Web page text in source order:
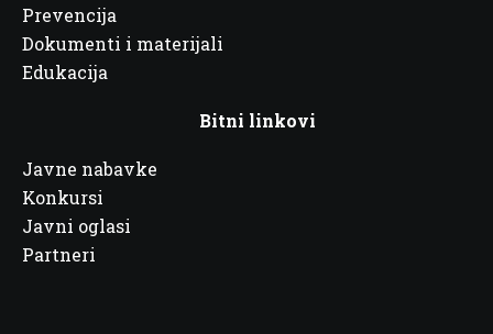
Prevencija
Dokumenti i materijali
Edukacija
Bitni linkovi
Javne nabavke
Konkursi
Javni oglasi
Partneri